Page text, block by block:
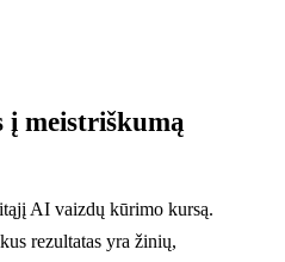
į meistriškumą
AI vaizdų kūrimo kursą.
rezultatas yra žinių,